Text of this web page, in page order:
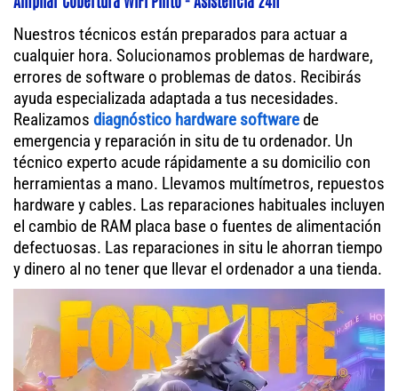
Nuestros técnicos están preparados para actuar a
cualquier hora. Solucionamos problemas de hardware,
errores de software o problemas de datos. Recibirás
ayuda especializada adaptada a tus necesidades.
Realizamos diagnóstico hardware softwarede
emergencia y reparación in situ de tu ordenador. Un
técnico experto acude rápidamente a su domicilio con
herramientas a mano. Llevamos multímetros, repuestos
hardware y cables. Las reparaciones habituales incluyen
el cambio de RAM placa base o fuentes de alimentación
defectuosas. Las reparaciones in situ le ahorran tiempo
y dinero al no tener que llevar el ordenador a una tienda.